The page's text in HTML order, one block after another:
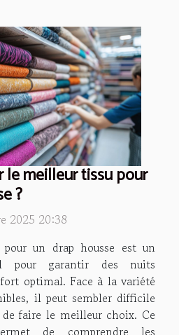
le meilleur tissu pour
?
2025 20:38
un drap housse est un
pour garantir des nuits
optimal. Face à la variété
il peut sembler difficile
de faire le meilleur choix. Ce
de comprendre les